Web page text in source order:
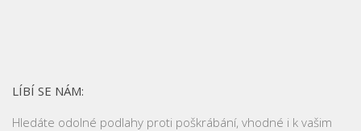
LÍBÍ SE NÁM:
Hledáte odolné podlahy proti poškrábání, vhodné i k vašim